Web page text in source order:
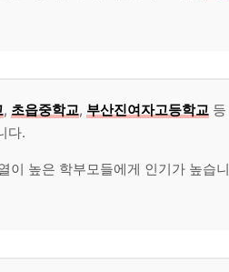
, 초읍중학교, 부산진여자고등학교 등
다.
이 높은 학부모들에게 인기가 높습니